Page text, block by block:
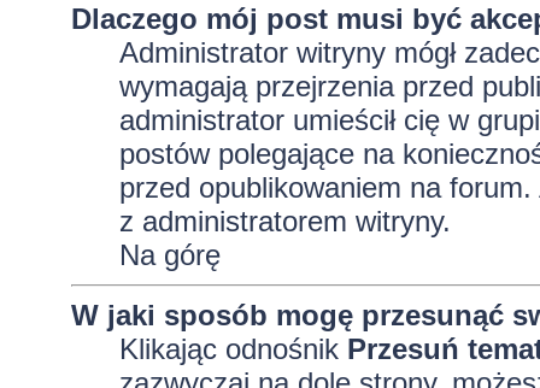
Dlaczego mój post musi być
Administrator witryny mógł
wymagają przejrzenia przed
administrator umieścił cię w
postów polegające na
przed opublikowaniem na
z administratorem witryny.
Na górę
W jaki sposób mogę przesunąć
Klikając odnośnik Przesuń